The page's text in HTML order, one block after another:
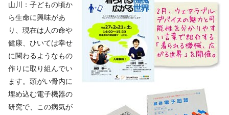
山川：子どもの頃か
ら生命に興味があ
り、現在は人の命や
健康、ひいては幸せ
に関わるようなもの
作りに取り組んでい
ます。頭がい骨内に
埋め込む電子機器の
研究で、この病気が